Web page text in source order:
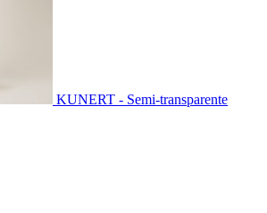
KUNERT - Semi-transparente